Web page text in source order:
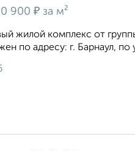
900 ₽ за м²
жилой комплекс от
по адресу: г. Барнаул, по